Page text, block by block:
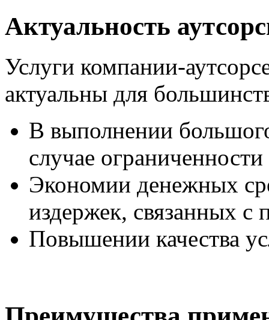
Актуальность
Услуги компании-
актуальны для
В выполнении
случае
Экономии денежных
издержек, связанных с
Повышении качества